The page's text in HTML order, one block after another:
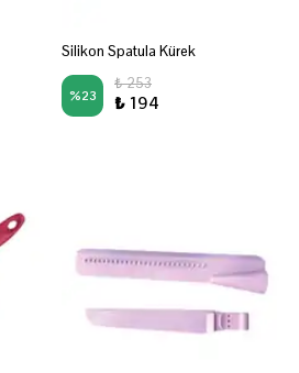
Silikon Spatula Kürek
%23
₺ 253
₺ 194